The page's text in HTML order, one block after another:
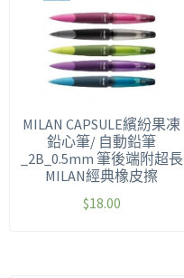
MILAN CAPSULE繽紛果凍
鉛心筆/ 自動鉛筆
_2B_0.5mm 筆後端附超長
MILAN經典橡皮擦
$18.00